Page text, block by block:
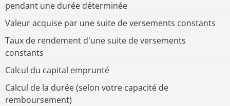
pendant une durée déterminée
Valeur acquise par une suite de versements constants
Taux de rendement d'une suite de versements
constants
Calcul du capital emprunté
Calcul de la durée (selon votre capacité de
remboursement)